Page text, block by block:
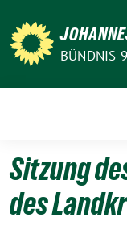
zum
Inhalt
BÜNDNIS
Sitzung
des